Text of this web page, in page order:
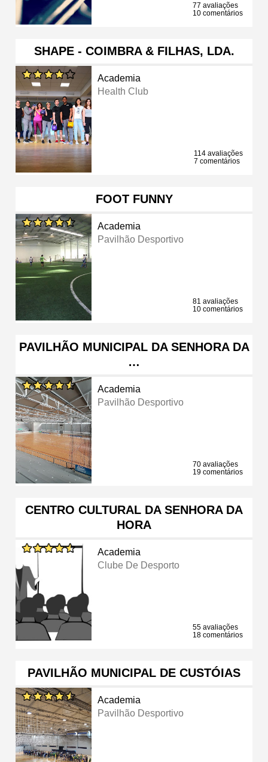
77 avaliações
10 comentários
SHAPE - COIMBRA & FILHAS, LDA.
Academia
Health Club
114 avaliações
7 comentários
FOOT FUNNY
Academia
Pavilhão Desportivo
81 avaliações
10 comentários
PAVILHÃO MUNICIPAL DA SENHORA DA
…
Academia
Pavilhão Desportivo
70 avaliações
19 comentários
CENTRO CULTURAL DA SENHORA DA
HORA
Academia
Clube De Desporto
55 avaliações
18 comentários
PAVILHÃO MUNICIPAL DE CUSTÓIAS
Academia
Pavilhão Desportivo